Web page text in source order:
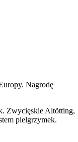
Nagrodę
Zwycięskie Altötting,
pielgrzymek.